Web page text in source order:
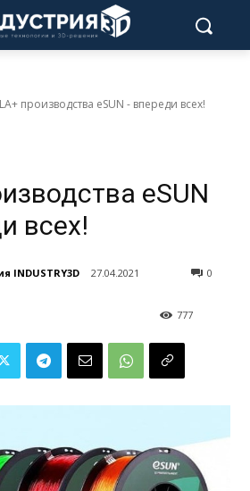
производства eSUN - впереди всех!
eSUN
всех!
INDUSTRY3D 27.04.2021 0
777